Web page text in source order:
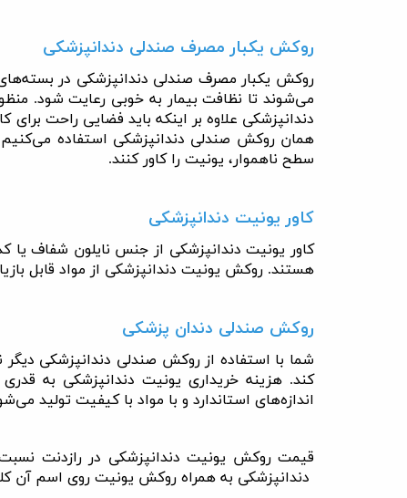
روکش یکبار مصرف صندلی دندانپزشکی
روکش یکبار مصرف صندلی دندانپزشکی در
می‌شوند تا نظافت بیمار به خوبی رعایت شود.
دندانپزشکی علاوه بر اینکه باید فضایی راحت
همان روکش صندلی دندانپزشکی استفاده
سطح ناهموار، یونیت را کاور کنند.
کاور یونیت دندانپزشکی
کاور یونیت دندانپزشکی از جنس نایلون شفاف یا
هستند. روکش یونیت دندانپزشکی از مواد قابل
روکش صندلی دندان پزشکی
شما با استفاده از روکش صندلی دندانپزشکی
کند. هزینه خریداری یونیت دندانپزشکی به
اندازه‌های استاندارد و با مواد با کیفیت تولید
قیمت روکش یونیت دندانپزشکی در رازدنت نسبت
دندانپزشکی به همراه روکش یونیت روی اسم آن